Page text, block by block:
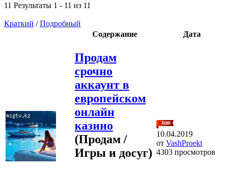
11 Результаты 1 - 11 из 11
Краткий /Подробный
Содержание
Дата
Продам
срочно
аккаунт в
европейском
онлайн
казино
(Продам /
Игры и досуг)
10.04.2019
от VashProekt
4303 просмотров